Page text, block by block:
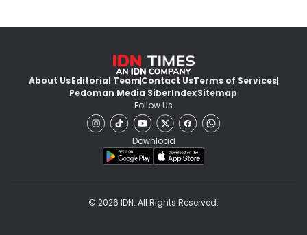
About UsEditorial TeamContact UsTerms of Services
Pedoman Media SiberIndexSitemap
Follow Us
Download
© 2026 IDN. All Rights Reserved.